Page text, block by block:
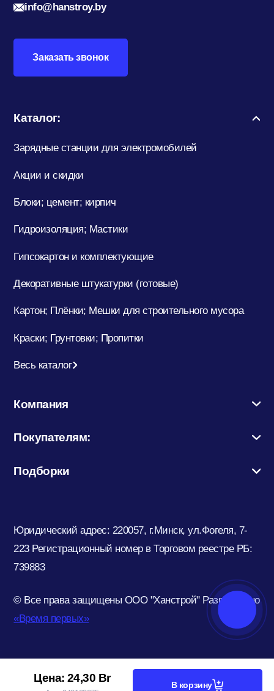
Цена:24,30 Br
В корзину
info@hanstroy.by
Заказать звонок
Каталог:
Зарядные станции для электромобилей
Акции и скидки
Блоки; цемент; кирпич
Гидроизоляция; Мастики
Гипсокартон и комплектующие
Декоративные штукатурки (готовые)
Картон; Плёнки; Мешки для строительного мусора
Краски; Грунтовки; Пропитки
Весь каталог
Компания
Покупателям:
Подборки
Юридический адрес: 220057, г.Минск, ул.Фогеля, 7-
223 Регистрационный номер в Торговом реестре РБ:
739883
© Все права защищены ООО "Ханстрой" Разработано
«Время первых»